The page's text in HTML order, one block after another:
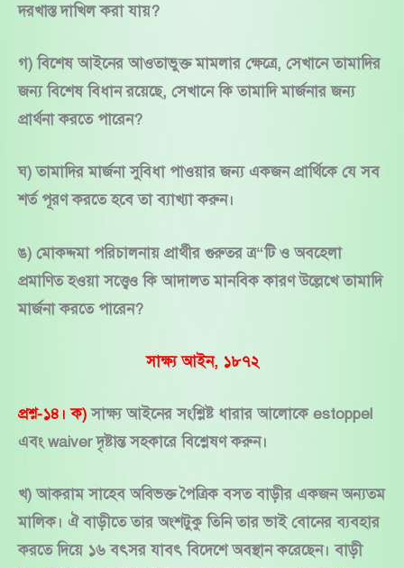
দরখাস্ত দাখিল করা যায়?
গ) বিশেষ আইনের আওতাভুক্ত মামলার ক্ষেত্রে, সেখানে তামাদির
জন্য বিশেষ বিধান রয়েছে, সেখানে কি তামাদি মার্জনার জন্য
প্রার্থনা করতে পারেন?
ঘ) তামাদির মার্জনা সুবিধা পাওয়ার জন্য একজন প্রার্থিকে যে সব
শর্ত পূরণ করতে হবে তা ব্যাখ্যা করুন।
ঙ) মোকদ্দমা পরিচালনায় প্রার্থীর গুরুতর ত্র“টি ও অবহেলা
প্রমাণিত হওয়া সত্ত্বেও কি আদালত মানবিক কারণ উল্লেখে তামাদি
মার্জনা করতে পারেন?
সাক্ষ্য আইন, ১৮৭২
প্রশ্ন-১৪। ক)সাক্ষ্য আইনের সংশ্লিষ্ট ধারার আলোকে estoppel
এবং waiver দৃষ্টান্ত সহকারে বিশ্লেষণ করুন।
খ) আকরাম সাহেব অবিভক্ত পৈত্রিক বসত বাড়ীর একজন অন্যতম
মালিক। ঐ বাড়ীতে তার অংশটুকু তিনি তার ভাই বোনের ব্যবহার
করতে দিয়ে ১৬ বৎসর যাবৎ বিদেশে অবস্থান করেছেন। বাড়ী